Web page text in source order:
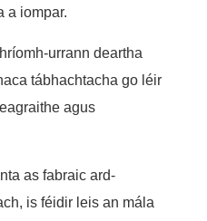
a iompar.
urrann deartha
tábhachtacha go léir
agus
as fabraic ard-
is féidir leis an mála